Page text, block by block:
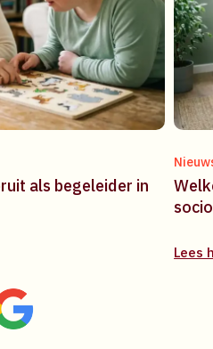
als begeleider in
Lees